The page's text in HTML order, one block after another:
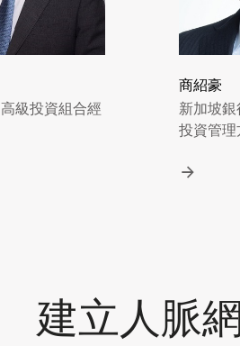
級投資組合經
商紹豪
新加坡
投資管
建立人脈